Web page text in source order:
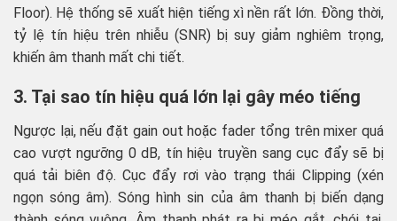
Floor). Hệ thống sẽ xuất hiện tiếng xì nền rất lớn. Đồng thời,
tỷ lệ tín hiệu trên nhiễu (SNR) bị suy giảm nghiêm trọng,
khiến âm thanh mất chi tiết.
3. Tại sao tín hiệu quá lớn lại gây méo tiếng
Ngược lại, nếu đặt gain out hoặc fader tổng trên mixer quá
cao vượt ngưỡng 0 dB, tín hiệu truyền sang cục đẩy sẽ bị
quá tải biên độ. Cục đẩy rơi vào trạng thái Clipping (xén
ngọn sóng âm). Sóng hình sin của âm thanh bị biến dạng